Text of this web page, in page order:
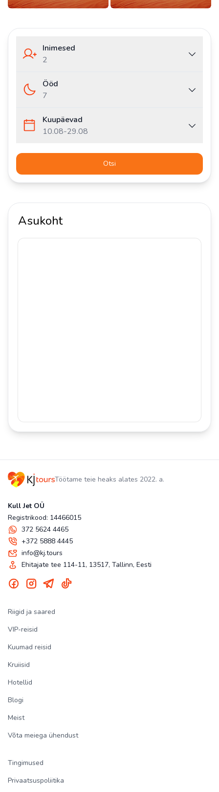
Inimesed
2
Ööd
7
Kuupäevad
10.08-29.08
Otsi
Asukoht
Töötame teie heaks alates 2022. a.
Kull Jet OÜ
Registrikood: 14466015
372 5624 4465
+372 5888 4445
info@kj.tours
Ehitajate tee 114-11, 13517, Tallinn, Eesti
Riigid ja saared
VIP-reisid
Kuumad reisid
Kruiisid
Hotellid
Blogi
Meist
Võta meiega ühendust
Tingimused
Privaatsuspoliitika